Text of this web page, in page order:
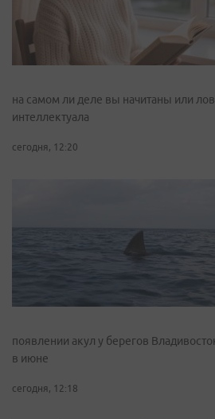
на самом ли деле вы начитаны или
интеллектуала
сегодня, 12:20
появлении акул у берегов
в июне
сегодня, 12:18